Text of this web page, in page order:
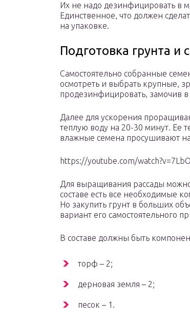
Их не надо дезинфицировать в
Единственное, что должен
на упаковке.
Подготовка грунта и
Самостоятельно собранные
осмотреть и выбрать крупные,
продезинфицировать, замочив в
Далее для ускорения
теплую воду на 20-30 минут. Ее
влажные семена просушивают
https://youtube.com/
Для выращивания рассады
составе есть все необходимые
Но закупить грунт в больших
вариант его самостоятельного
В составе должны быть
торф – 2;
дерновая земля – 2;
песок – 1.